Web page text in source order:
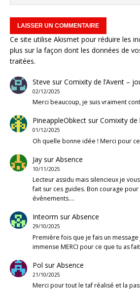
Ce site utilise Akismet pour réduire les
plus sur la façon dont les données de
traitées.
Steve surComixity de l’Avent –
02/12/2025
Merci beaucoup, je suis vraiment
PineappleObkectsurComixity de
01/12/2025
Oh quelle bonne idée ! Merci pour
JaysurAbsence
10/11/2025
Lecteur assidu mais silencieux je
fait sur ces guides. Bon courage
évènements.…
Inteorm surAbsence
29/10/2025
Première fois que je fais un message
immense MERCI pour ce que tu as
Pol surAbsence
21/10/2025
Merci pour tout le taf réalisé et la